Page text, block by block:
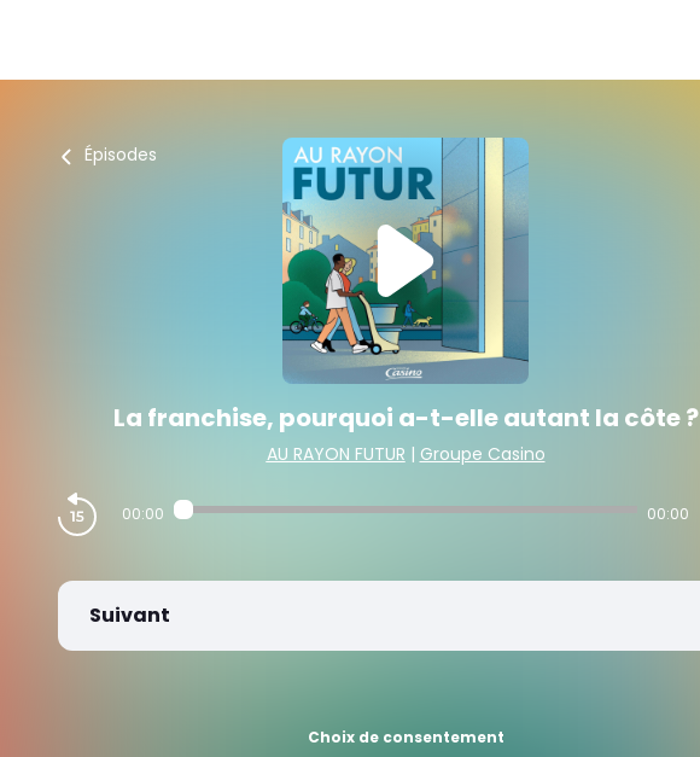
Épisodes
La franchise, pourquoi a-t-elle autant la côte ?
AU RAYON FUTUR | Groupe Casino
00:00 00:00
Suivant
Choix de consentement